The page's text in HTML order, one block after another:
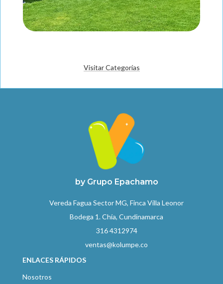
Visitar Categorías
by Grupo Epachamo
Vereda Fagua Sector MG, Finca Villa Leonor
Bodega 1. Chía, Cundinamarca
316 4312974
ventas@kolumpe.co
ENLACES RÁPIDOS
Nosotros